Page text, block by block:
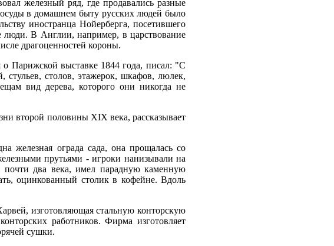
железный ряд, где продавались разные
в домашнем быту русских людей было
иностранца Нойерберга, посетившего
люди. В Англии, например, в царствование
драгоценностей короны.
Парижской выставке 1844 года, писал: "С
стульев, столов, этажерок, шкафов, люлек,
вид дерева, которого они никогда не
второй половины XIX века, рассказывает
железная ограда сада, она прощалась со
прутьями - игроки нанизывали на
почти два века, имел парадную каменную
оцинкованный столик в кофейне. Вдоль
изготовляющая стальную конторскую
работников. Фирма изготовляет
сушки.